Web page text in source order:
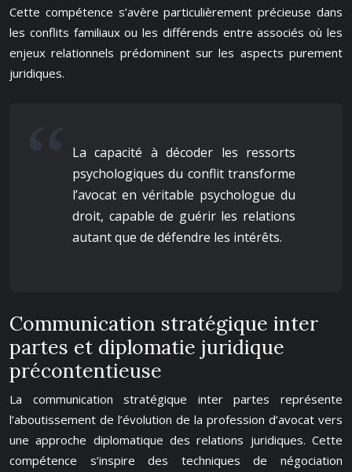
Cette compétence s’avère particulièrement précieuse dans
les conflits familiaux ou les différends entre associés où les
enjeux relationnels prédominent sur les aspects purement
juridiques.
La capacité à décoder les ressorts
psychologiques du conflit transforme
l’avocat en véritable psychologue du
droit, capable de guérir les relations
autant que de défendre les intérêts.
Communication stratégique inter
partes et diplomatie juridique
précontentieuse
La communication stratégique inter partes représente
l’aboutissement de l’évolution de la profession d’avocat vers
une approche diplomatique des relations juridiques. Cette
compétence s’inspire des techniques de négociation